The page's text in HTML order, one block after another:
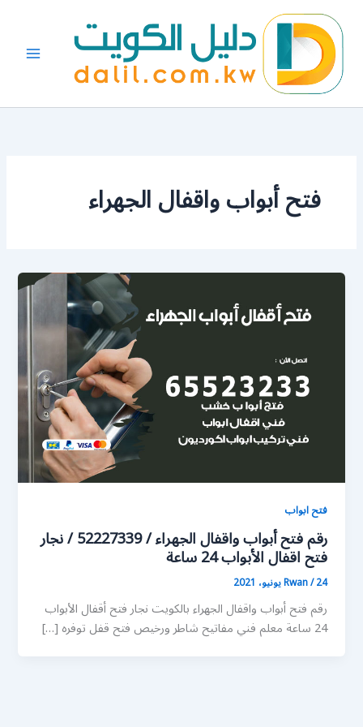
المحتوى
فتح أبواب واقفال الجهراء
فتح ابواب
رقم فتح أبواب واقفال الجهراء / 52227339 / نجار
فتح اقفال الأبواب 24 ساعة
Rwan/24 يونيو، 2021
رقم فتح أبواب واقفال الجهراء بالكويت نجار فتح أقفال الأبواب
24 ساعة معلم فني مفاتيح شاطر ورخيص فتح قفل توفره […]